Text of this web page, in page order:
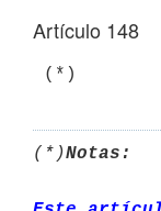
Artículo 148
(*)Notas: